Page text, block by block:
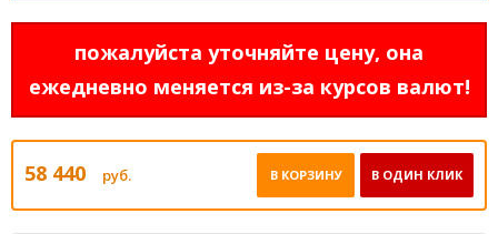
пожалуйста уточняйте цену, она
ежедневно меняется из-за курсов валют!
58 440 руб. В ОДИН КЛИК
В КОРЗИНУ